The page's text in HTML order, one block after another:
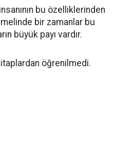
bu özelliklerinden
bir zamanlar bu
büyük payı vardır.
öğrenilmedi.